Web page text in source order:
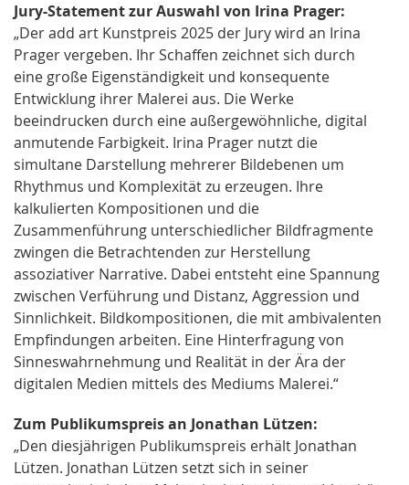
Jury-Statement zur Auswahl von Irina Prager:
„Der add art Kunstpreis 2025 der Jury wird an Irina
Prager vergeben. Ihr Schaffen zeichnet sich durch
eine große Eigenständigkeit und konsequente
Entwicklung ihrer Malerei aus. Die Werke
beeindrucken durch eine außergewöhnliche, digital
anmutende Farbigkeit. Irina Prager nutzt die
simultane Darstellung mehrerer Bildebenen um
Rhythmus und Komplexität zu erzeugen. Ihre
kalkulierten Kompositionen und die
Zusammenführung unterschiedlicher Bildfragmente
zwingen die Betrachtenden zur Herstellung
assoziativer Narrative. Dabei entsteht eine Spannung
zwischen Verführung und Distanz, Aggression und
Sinnlichkeit. Bildkompositionen, die mit ambivalenten
Empfindungen arbeiten. Eine Hinterfragung von
Sinneswahrnehmung und Realität in der Ära der
digitalen Medien mittels des Mediums Malerei.“
Zum Publikumspreis an Jonathan Lützen:
„Den diesjährigen Publikumspreis erhält Jonathan
Lützen. Jonathan Lützen setzt sich in seiner